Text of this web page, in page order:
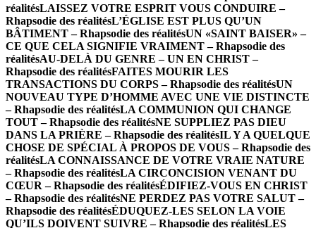
réalitésLAISSEZ VOTRE ESPRIT VOUS CONDUIRE –
Rhapsodie des réalitésL’ÉGLISE EST PLUS QU’UN
BÂTIMENT – Rhapsodie des réalitésUN «SAINT BAISER» –
CE QUE CELA SIGNIFIE VRAIMENT – Rhapsodie des
réalitésAU-DELÀ DU GENRE – UN EN CHRIST –
Rhapsodie des réalitésFAITES MOURIR LES
TRANSACTIONS DU CORPS – Rhapsodie des réalitésUN
NOUVEAU TYPE D’HOMME AVEC UNE VIE DISTINCTE
– Rhapsodie des réalitésLA COMMUNION QUI CHANGE
TOUT – Rhapsodie des réalitésNE SUPPLIEZ PAS DIEU
DANS LA PRIÈRE – Rhapsodie des réalitésIL Y A QUELQUE
CHOSE DE SPÉCIAL À PROPOS DE VOUS – Rhapsodie des
réalitésLA CONNAISSANCE DE VOTRE VRAIE NATURE
– Rhapsodie des réalitésLA CIRCONCISION VENANT DU
CŒUR – Rhapsodie des réalitésÉDIFIEZ-VOUS EN CHRIST
– Rhapsodie des réalitésNE PERDEZ PAS VOTRE SALUT –
Rhapsodie des réalitésÉDUQUEZ-LES SELON LA VOIE
QU’ILS DOIVENT SUIVRE – Rhapsodie des réalitésLES